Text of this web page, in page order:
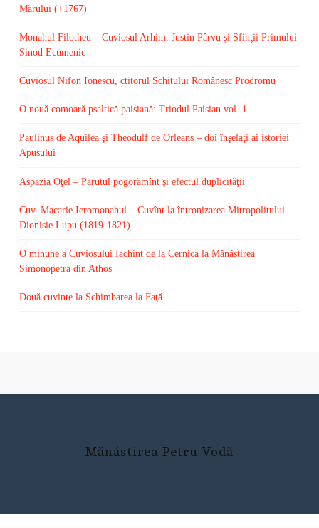
Mărului (+1767)
Monahul Filotheu – Cuviosul Arhim. Justin Pârvu şi Sfinţii Primului
Sinod Ecumenic
Cuviosul Nifon Ionescu, ctitorul Schitului Românesc Prodromu
O nouă comoară psaltică paisiană: Triodul Paisian vol. 1
Paulinus de Aquilea şi Theodulf de Orleans – doi înşelaţi ai istoriei
Apusului
Aspazia Oţel – Părutul pogorămînt şi efectul duplicităţii
Cuv. Macarie Ieromonahul – Cuvînt la întronizarea Mitropolitului
Dionisie Lupu (1819-1821)
O minune a Cuviosului Iachint de la Cernica la Mănăstirea
Simonopetra din Athos
Două cuvinte la Schimbarea la Faţă
Mănăstirea Petru Vodă